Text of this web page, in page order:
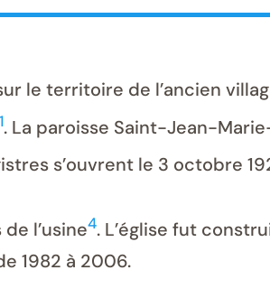
le territoire de l’ancien
1. La paroisse Saint-Jean-
s’ouvrent le 3 octobre
l’usine4. L’église fut
1982 à 2006.